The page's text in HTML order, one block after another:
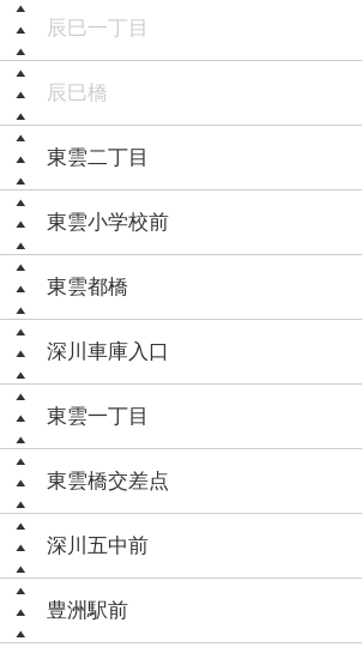
辰巳一丁目
辰巳橋
東雲二丁目
東雲小学校前
東雲都橋
深川車庫入口
東雲一丁目
東雲橋交差点
深川五中前
豊洲駅前